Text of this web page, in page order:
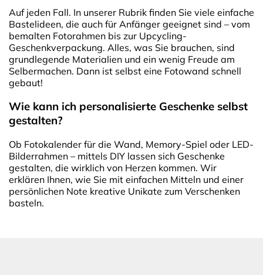
Auf jeden Fall. In unserer Rubrik finden Sie viele einfache
Bastelideen, die auch für Anfänger geeignet sind – vom
bemalten Fotorahmen bis zur Upcycling-
Geschenkverpackung. Alles, was Sie brauchen, sind
grundlegende Materialien und ein wenig Freude am
Selbermachen. Dann ist selbst eine Fotowand schnell
gebaut!
Wie kann ich personalisierte Geschenke selbst
gestalten?
Ob Fotokalender für die Wand, Memory-Spiel oder LED-
Bilderrahmen – mittels DIY lassen sich Geschenke
gestalten, die wirklich von Herzen kommen. Wir
erklären Ihnen, wie Sie mit einfachen Mitteln und einer
persönlichen Note kreative Unikate zum Verschenken
basteln.